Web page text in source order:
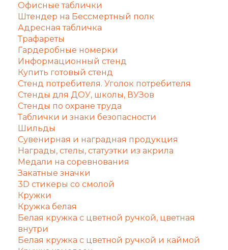
Офисные таблички
Штендер на Бессмертный полк
Адресная табличка
Трафареты
Гардеробные номерки
Информационный стенд
Купить готовый стенд
Стенд потребителя. Уголок потребителя
Стенды для ДОУ, школы, ВУЗов
Стенды по охране труда
Таблички и знаки безопасности
Шильды
Сувенирная и наградная продукция
Награды, стелы, статуэтки из акрила
Медали на соревнования
Закатные значки
3D стикеры со смолой
Кружки
Кружка белая
Белая кружка с цветной ручкой, цветная
внутри
Белая кружка с цветной ручкой и каймой